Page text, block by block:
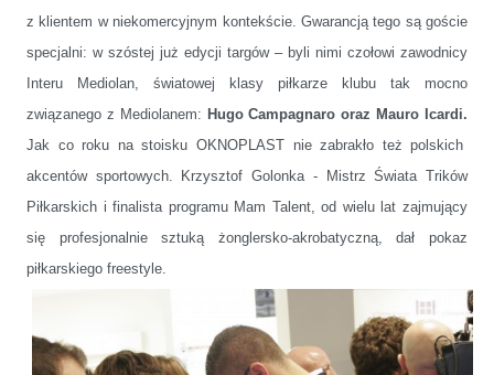
z klientem w niekomercyjnym kontekście. Gwarancją tego są goście
specjalni: w szóstej już edycji targów – byli nimi czołowi zawodnicy
Interu Mediolan, światowej klasy piłkarze klubu tak mocno
związanego z Mediolanem: HugoCampagnarooraz Mauro Icardi.
Jak co roku na stoisku OKNOPLAST nie zabrakło też polskich
akcentów sportowych. Krzysztof Golonka - Mistrz Świata Trików
Piłkarskich i finalista programu Mam Talent, od wielu lat zajmujący
się profesjonalnie sztuką żonglersko-akrobatyczną, dał pokaz
piłkarskiego freestyle.